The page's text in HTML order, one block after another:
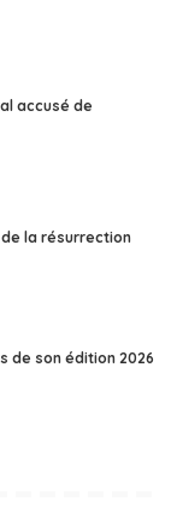
accusé de
de la résurrection
de son édition 2026